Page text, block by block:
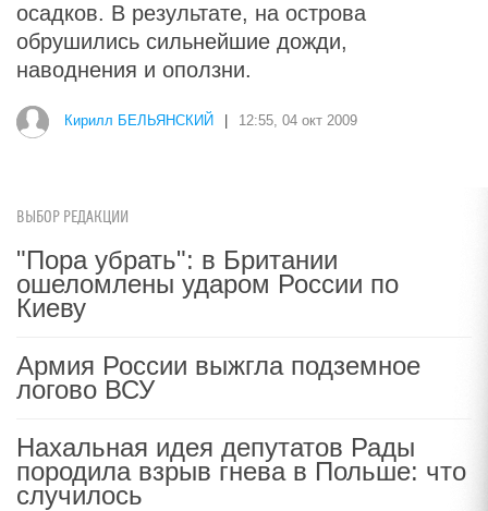
осадков. В результате, на острова
обрушились сильнейшие дожди,
наводнения и оползни.
Кирилл БЕЛЬЯНСКИЙ 12:55, 04 окт 2009
ВЫБОР РЕДАКЦИИ
"Пора убрать": в Британии
ошеломлены ударом России по
Киеву
Армия России выжгла подземное
логово ВСУ
Нахальная идея депутатов Рады
породила взрыв гнева в Польше: что
случилось